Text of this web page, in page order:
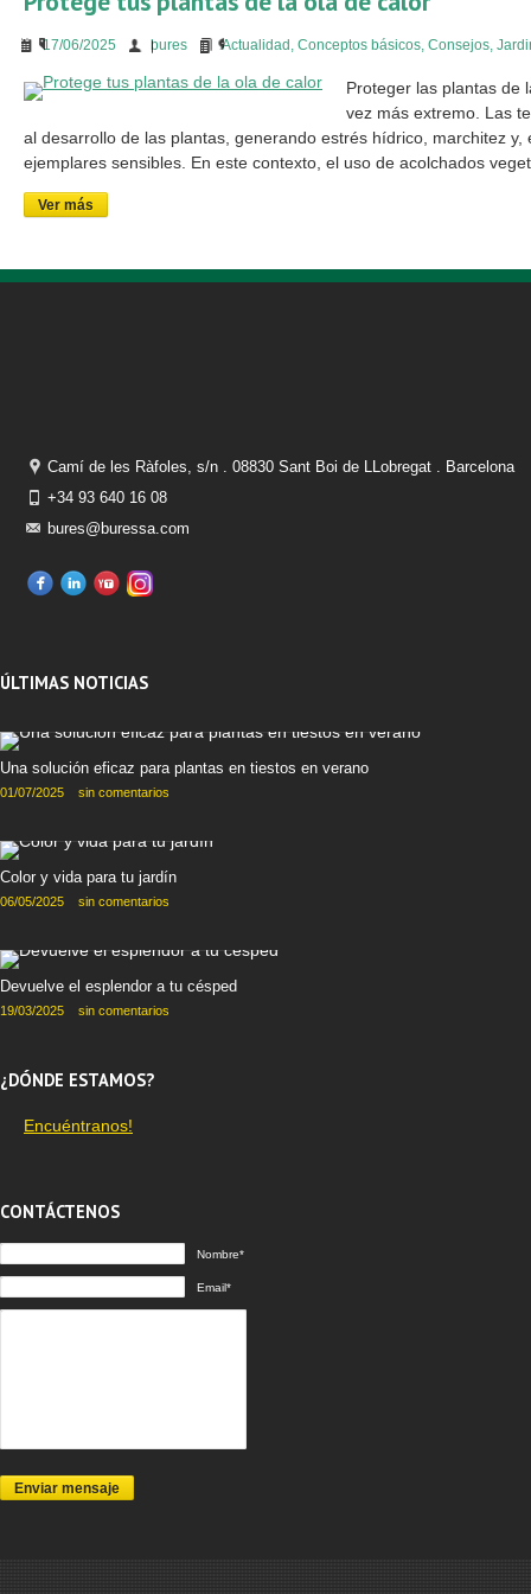
17/06/2025 bures Actualidad , Conceptos básicos, Consejos,
Proteger las plantas de
vez más extremo. Las
al desarrollo de las plantas, generando estrés hídrico, marchitez
ejemplares sensibles. En este contexto, el uso de acolchados
Ver más
Camí de les Ràfoles, s/n . 08830 Sant Boi de LLobregat . Barcelona
+34 93 640 16 08
bures@buressa.com
ÚLTIMAS NOTICIAS
Una solución eficaz para plantas en tiestos en verano
01/07/2025 sin comentarios
Color y vida para tu jardín
06/05/2025 sin comentarios
Devuelve el esplendor a tu césped
19/03/2025 sin comentarios
¿DÓNDE ESTAMOS?
Encuéntranos!
CONTÁCTENOS
Nombre*
Email*
Enviar mensaje